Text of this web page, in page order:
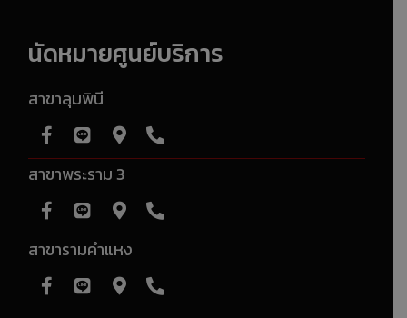
นัดหมายศูนย์บริการ
สาขาลุมพินี
สาขาพระราม 3
สาขารามคำแหง